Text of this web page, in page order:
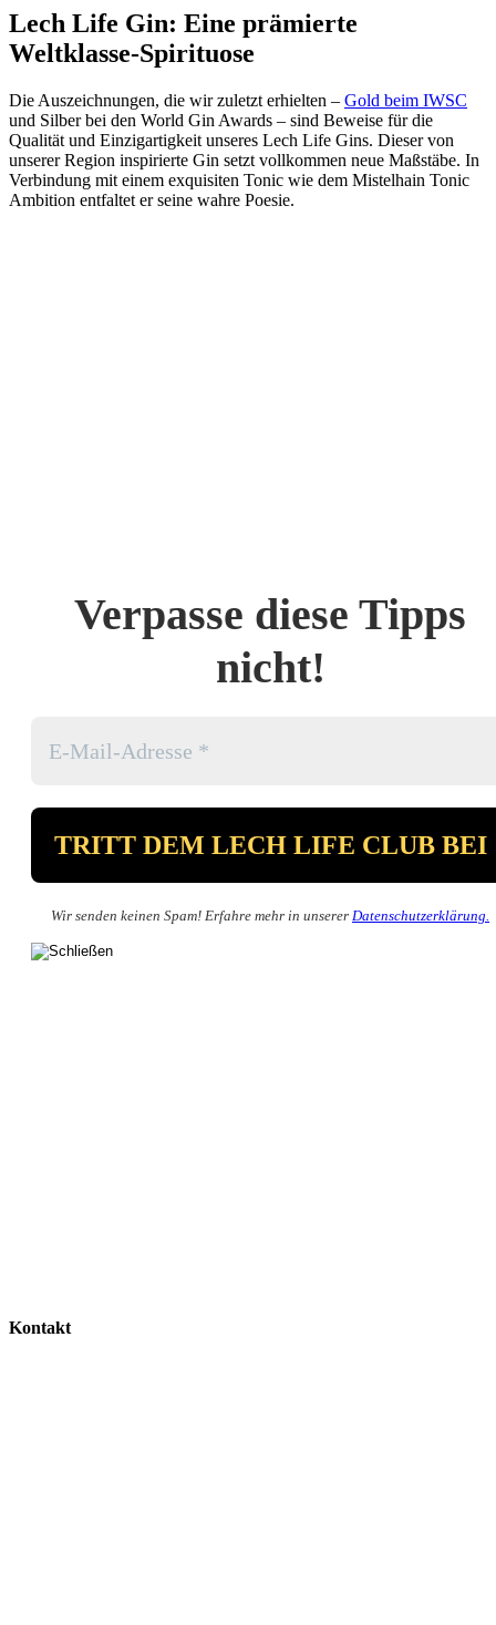
Lech Life Gin: Eine prämierte
Weltklasse-Spirituose
Die Auszeichnungen, die wir zuletzt erhielten – Gold beim IWSC
und Silber bei den World Gin Awards – sind Beweise für die
Qualität und Einzigartigkeit unseres Lech Life Gins. Dieser von
unserer Region inspirierte Gin setzt vollkommen neue Maßstäbe. In
Verbindung mit einem exquisiten Tonic wie dem Mistelhain Tonic
Ambition entfaltet er seine wahre Poesie.
Verpasse diese Tipps
nicht!
Wir senden keinen Spam! Erfahre mehr in unserer Datenschutzerklärung.
Kontakt